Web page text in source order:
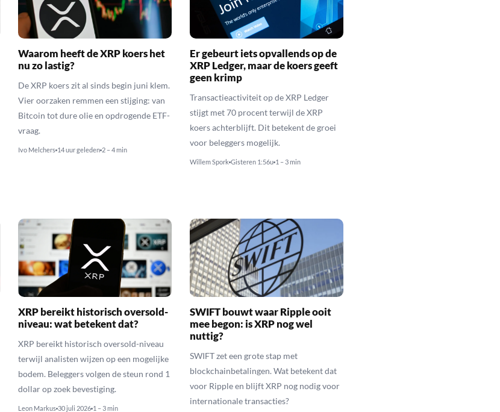
Waarom heeft de XRP koers het
nu zo lastig?
De XRP koers zit al sinds begin juni klem.
Vier oorzaken remmen een stijging: van
Bitcoin tot dure olie en opdrogende ETF-
vraag.
Ivo Melchers 14 uur geleden 2 – 4 min
Er gebeurt iets opvallends op de
XRP Ledger, maar de koers geeft
geen krimp
Transactieactiviteit op de XRP Ledger
stijgt met 70 procent terwijl de XRP
koers achterblijft. Dit betekent de groei
voor beleggers mogelijk.
Willem Spork Gisteren 1:56u 1 – 3 min
XRP bereikt historisch oversold-
niveau: wat betekent dat?
XRP bereikt historisch oversold-niveau
terwijl analisten wijzen op een mogelijke
bodem. Beleggers volgen de steun rond 1
dollar op zoek bevestiging.
Leon Markus 30 juli 2026 1 – 3 min
SWIFT bouwt waar Ripple ooit
mee begon: is XRP nog wel
nuttig?
SWIFT zet een grote stap met
blockchainbetalingen. Wat betekent dat
voor Ripple en blijft XRP nog nodig voor
internationale transacties?